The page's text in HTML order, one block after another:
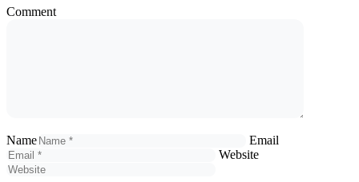
Comment
Name
Email
Website